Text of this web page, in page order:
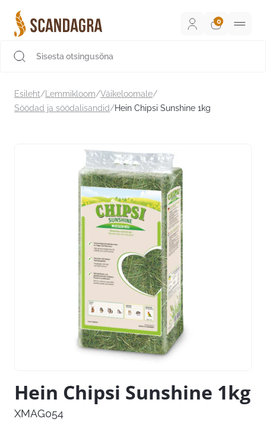
sisu
juurde
Esileht/ Lemmikloom/Väikeloomale/
Söödad ja söödalisandid/Hein Chipsi Sunshine 1kg
Hein Chipsi Sunshine 1kg
XMAG054